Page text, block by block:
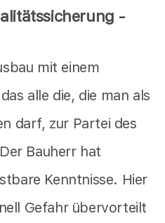
-
mit einem
alle die, die man als
darf, zur Partei des
Bauherr hat
Kenntnisse. Hier
Gefahr übervorteilt